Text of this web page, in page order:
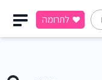
לתרומה